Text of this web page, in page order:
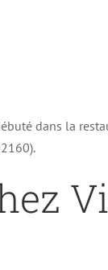
dans la